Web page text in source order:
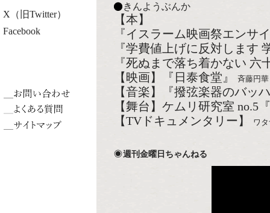
きんようぶんか
【本】
『イスラーム映画祭エンサ
『学費値上げに反対します
『死ぬまで落ち着かない
【映画】『日泰食堂』
斉藤円華
【音楽】『撥弦楽器のバッ
【舞台】ケムリ研究室 no.5
【TVドキュメンタリー】
ワ
週刊金曜日ちゃんねる
X（旧Twitter）
Facebook